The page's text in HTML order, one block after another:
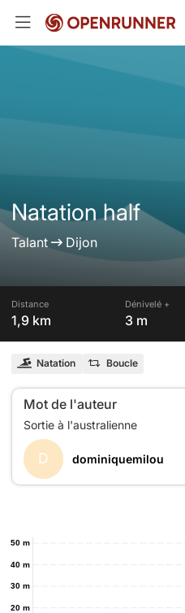
Natation half
Talant Dijon
Distance
1,9 km
Dénivelé +
3 m
Natation Boucle
Mot de l'auteur
D dominiquemilou
20 m
30 m
40 m
50 m